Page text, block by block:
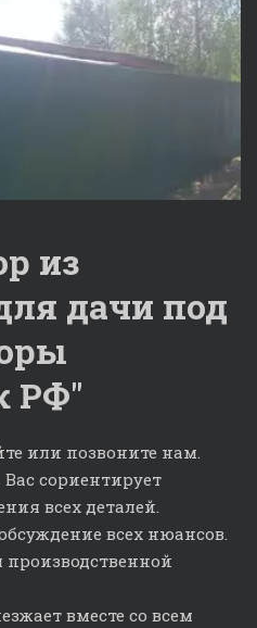
из
дачи под
РФ"
или позвоните нам.
сориентирует
всех деталей.
всех нюансов.
вместе со всем